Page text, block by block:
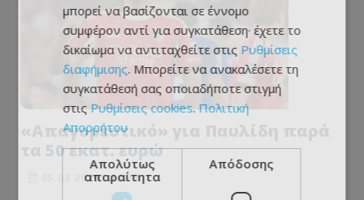
«Απαγορευτικό» για Παυλίδη παρά
τα 50 εκατ. ευρώ
05.08.2026 - 14:33
μπορεί να βασίζονται σε έννομο
συμφέρον αντί για συγκατάθεση· έχετε το
δικαίωμα να αντιταχθείτε στις Ρυθμίσεις
διαφήμισης. Μπορείτε να ανακαλέσετε τη
συγκατάθεσή σας οποιαδήποτε στιγμή
στις Ρυθμίσεις cookies. Πολιτική
Απορρήτου
Απολύτως
απαραίτητα
Απόδοσης